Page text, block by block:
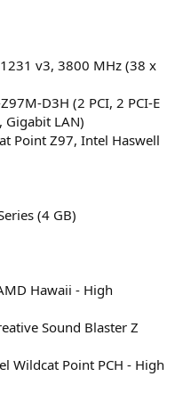
v3, 3800 MHz (38 x
D3H (2 PCI, 2 PCI-E
Gigabit LAN)
Point Z97, Intel Haswell
(4 GB)
Hawaii - High
Sound Blaster Z
Wildcat Point PCH - High